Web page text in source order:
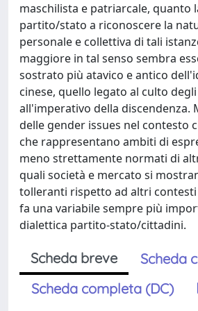
maschilista e patriarcale, quanto
partito/stato a riconoscere la
personale e collettiva di tali
maggiore in tal senso sembra
sostrato più atavico e antico
cinese, quello legato al culto
all'imperativo della discendenza.
delle gender issues nel contesto
che rappresentano ambiti di
meno strettamente normati di
quali società e mercato si
tolleranti rispetto ad altri
fa una variabile sempre più
dialettica partito-stato/cittadini.
Scheda breve
Scheda
Scheda completa (DC)